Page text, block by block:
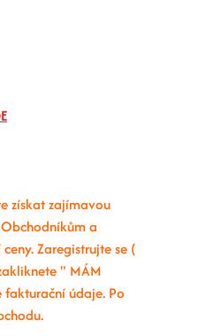
získat zajímavou
a
Zaregistrujte se (
" MÁM
fakturační údaje. Po